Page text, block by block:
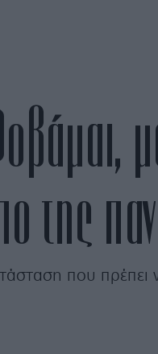
της
που πρέπει